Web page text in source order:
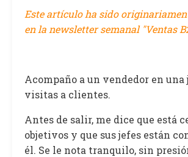
Este artículo ha sido
en la newsletter semanal "Ventas
Acompaño a un vendedor en una
visitas a clientes.
Antes de salir, me dice que está
objetivos y que sus jefes están
él. Se le nota tranquilo, sin